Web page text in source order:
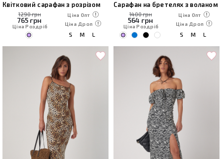
Квітковий сарафан з розрізом
1290 грн
765 грн
Ціна Роздріб
Ціна Опт
Ціна Дроп
S M L
Сарафан на бретелях з воланом
1400 грн
564 грн
Ціна Роздріб
Ціна Опт
Ціна Дроп
S M L